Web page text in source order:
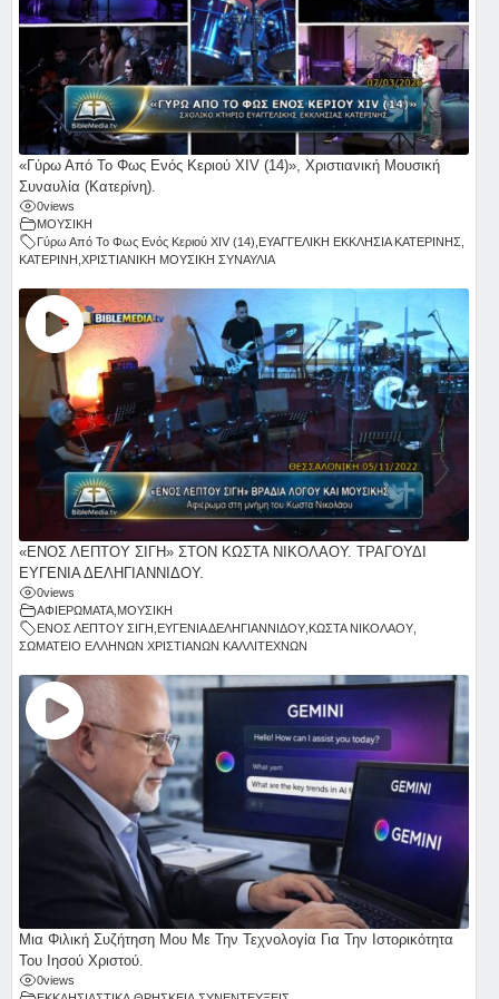
«Γύρω Από Το Φως Ενός Κεριού ΧΙV (14)», Χριστιανική Μουσική
Συναυλία (Κατερίνη).
0views
ΜΟΥΣΙΚΗ
Γύρω Από Το Φως Ενός Κεριού ΧΙV (14) ΕΥΑΓΓΕΛΙΚΗ ΕΚΚΛΗΣΙΑ ΚΑΤΕΡΙΝΗΣ
ΚΑΤΕΡΙΝΗ ΧΡΙΣΤΙΑΝΙΚΗ ΜΟΥΣΙΚΗ ΣΥΝΑΥΛΙΑ
«ΕΝΟΣ ΛΕΠΤΟΥ ΣΙΓΗ» ΣΤΟΝ ΚΩΣΤΑ ΝΙΚΟΛΑΟΥ. ΤΡΑΓΟΥΔΙ
ΕΥΓΕΝΙΑ ΔΕΛΗΓΙΑΝΝΙΔΟΥ.
0views
ΑΦΙΕΡΩΜΑΤΑ ΜΟΥΣΙΚΗ
ΕΝΟΣ ΛΕΠΤΟΥ ΣΙΓΗ ΕΥΓΕΝΙΑ ΔΕΛΗΓΙΑΝΝΙΔΟΥ ΚΩΣΤΑ ΝΙΚΟΛΑΟΥ
ΣΩΜΑΤΕΙΟ ΕΛΛΗΝΩΝ ΧΡΙΣΤΙΑΝΩΝ ΚΑΛΛΙΤΕΧΝΩΝ
Μια Φιλική Συζήτηση Μου Με Την Τεχνολογία Για Την Ιστορικότητα
Του Ιησού Χριστού.
0views